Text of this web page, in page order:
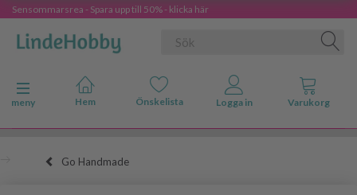
Sensommarsrea - Spara upp till 50% - klicka här
Ändra navigering
meny
Go Handmade